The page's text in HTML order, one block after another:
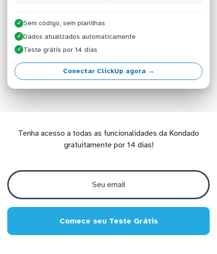
✓ Sem código, sem planilhas
✓ Dados atualizados automaticamente
✓ Teste grátis por 14 dias
Conectar ClickUp agora →
Tenha acesso a todas as funcionalidades da Kondado
gratuitamente por 14 dias!
Comece seu Teste Grátis